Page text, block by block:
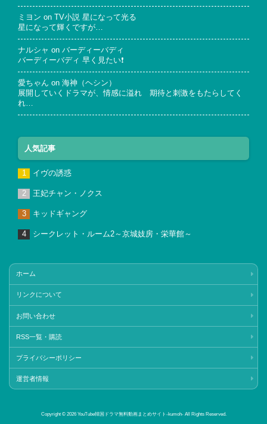
ミヨン on
TV小説 星になって光る
星になって輝くですが…
ナルシャ on バーディーバディ
バーディーバディ 早く見たい❗
愛ちゃん on 海神（ヘシン）
展開していくドラマが、情感に溢れ 期待と刺激をもたらしてく
れ…
人気記事
イヴの誘惑
王妃チャン・ノクス
キッドギャング
シークレット・ルーム2～京城妓房・栄華館～
ホーム
リンクについて
お問い合わせ
RSS一覧・購読
プライバシーポリシー
運営者情報
Copyright © 2026 YouTube韓国ドラマ無料動画まとめサイト‐kumoh‐ All Rights Reserved.